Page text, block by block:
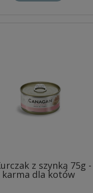
z szynką 75g
karma dla kotów